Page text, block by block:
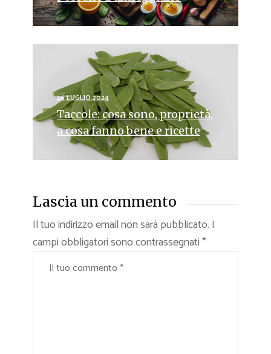
26 LUGLIO 2024
Taccole: cosa sono, proprietà,
a cosa fanno bene e ricette
Lascia un commento
Il tuo indirizzo email non sarà pubblicato. I
campi obbligatori sono contrassegnati*